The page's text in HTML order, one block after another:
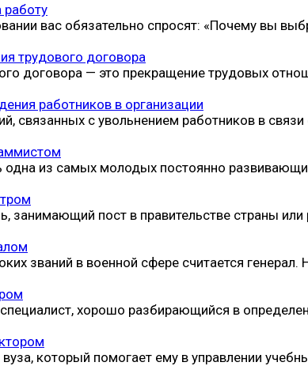
работу
вас обязательно спросят: «Почему вы
трудового договора
договора — это прекращение трудовых
работников в организации
связанных с увольнением работников в
одна из самых молодых постоянно
занимающий пост в правительстве страны или
званий в военной сфере считается
хорошо разбирающийся в
вуза, который помогает ему в управлении